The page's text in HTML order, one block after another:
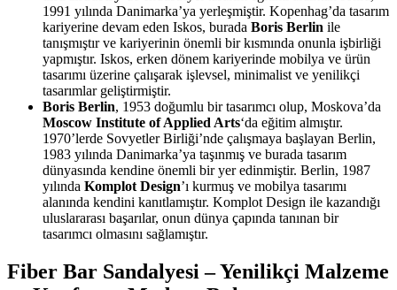
1991 yılında Danimarka’ya yerleşmiştir. Kopenhag’da tasarım
kariyerine devam eden Iskos, burada Boris Berlin ile
tanışmıştır ve kariyerinin önemli bir kısmında onunla işbirliği
yapmıştır. Iskos, erken dönem kariyerinde mobilya ve ürün
tasarımı üzerine çalışarak işlevsel, minimalist ve yenilikçi
tasarımlar geliştirmiştir.
Boris Berlin, 1953 doğumlu bir tasarımcı olup, Moskova’da
Moscow Institute of Applied Arts‘da eğitim almıştır.
1970’lerde Sovyetler Birliği’nde çalışmaya başlayan Berlin,
1983 yılında Danimarka’ya taşınmış ve burada tasarım
dünyasında kendine önemli bir yer edinmiştir. Berlin, 1987
yılında Komplot Design’ı kurmuş ve mobilya tasarımı
alanında kendini kanıtlamıştır. Komplot Design ile kazandığı
uluslararası başarılar, onun dünya çapında tanınan bir
tasarımcı olmasını sağlamıştır.
Fiber Bar Sandalyesi – Yenilikçi Malzeme